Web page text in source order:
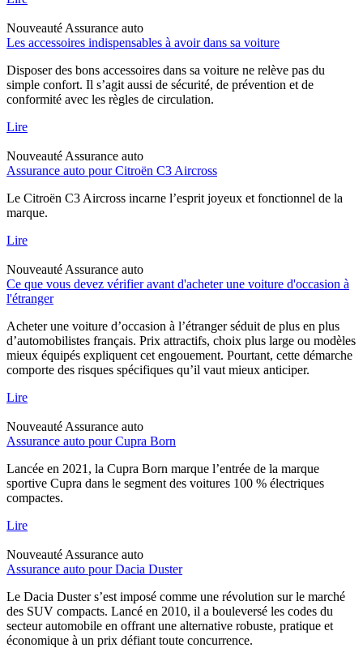
Nouveauté Assurance auto
Les accessoires indispensables à avoir dans sa voiture
Disposer des bons accessoires dans sa voiture ne relève pas du
simple confort. Il s’agit aussi de sécurité, de prévention et de
conformité avec les règles de circulation.
Lire
Nouveauté Assurance auto
Assurance auto pour Citroën C3 Aircross
Le Citroën C3 Aircross incarne l’esprit joyeux et fonctionnel de la
marque.
Lire
Nouveauté Assurance auto
Ce que vous devez vérifier avant d'acheter une voiture d'occasion à
l'étranger
Acheter une voiture d’occasion à l’étranger séduit de plus en plus
d’automobilistes français. Prix attractifs, choix plus large ou modèles
mieux équipés expliquent cet engouement. Pourtant, cette démarche
comporte des risques spécifiques qu’il vaut mieux anticiper.
Lire
Nouveauté Assurance auto
Assurance auto pour Cupra Born
Lancée en 2021, la Cupra Born marque l’entrée de la marque
sportive Cupra dans le segment des voitures 100 % électriques
compactes.
Lire
Nouveauté Assurance auto
Assurance auto pour Dacia Duster
Le Dacia Duster s’est imposé comme une révolution sur le marché
des SUV compacts. Lancé en 2010, il a bouleversé les codes du
secteur automobile en offrant une alternative robuste, pratique et
économique à un prix défiant toute concurrence.